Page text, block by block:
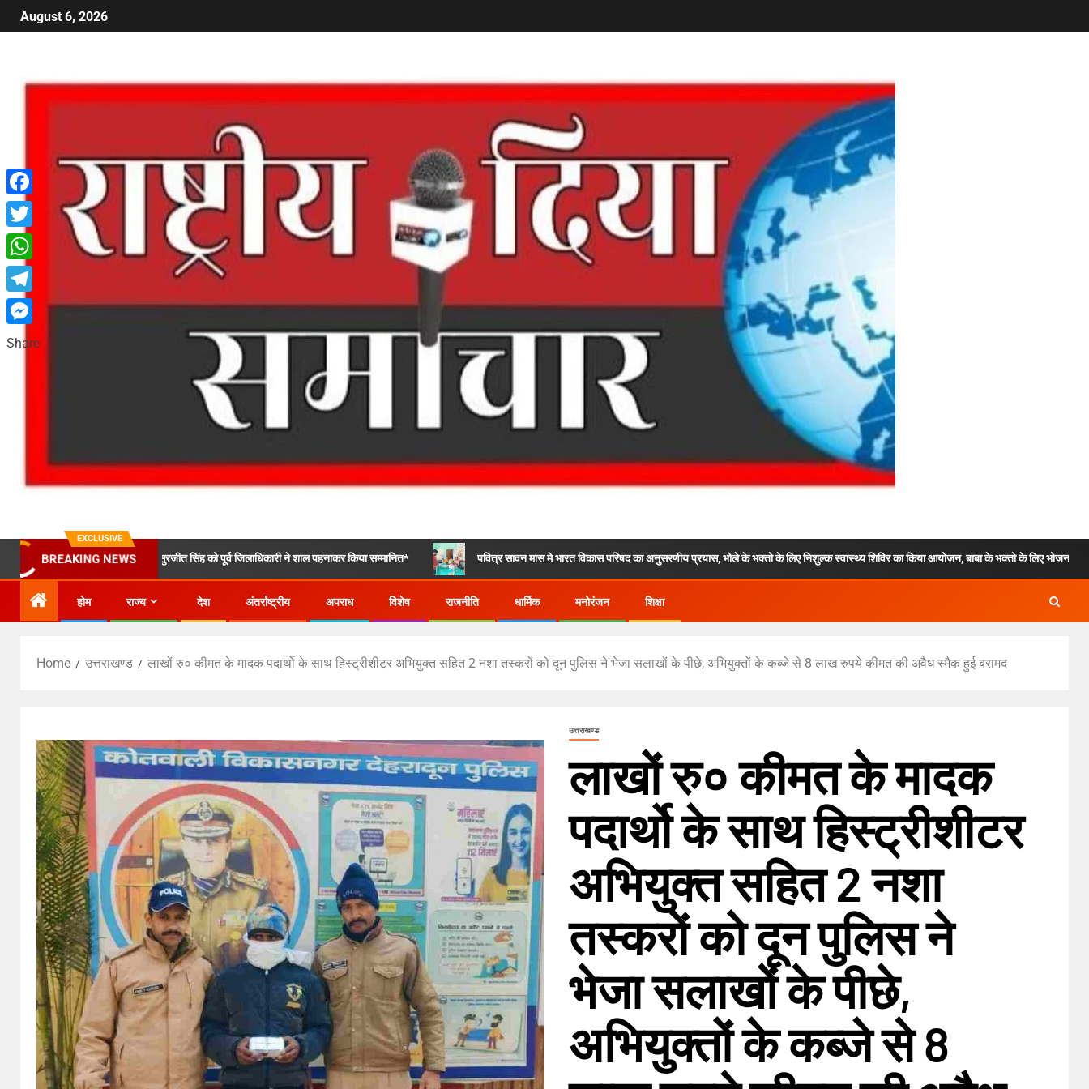
August 6, 2026
EXCLUSIVE
BREAKING NEWS
के मालिक सरदार सुरजीत सिंह को पूर्व जिलाधिकारी ने शाल पहनाकर किया सम्मानित* पवित्र सावन मास मे भारत विकास परिषद का अनुसरणीय प्रयास, भोले के भक्तो के लिए निशुल्क स्वास्थ्य शिविर का किया आयोजन, बाबा के भक्तो के लिए भोजन और विश्राम की भी
होम राज्य देश अंतर्राष्ट्रीय अपराध विशेष राजनीति धार्मिक मनोरंजन शिक्षा
Home उत्तराखण्ड लाखों रु० कीमत के मादक पदार्थो के साथ हिस्ट्रीशीटर अभियुक्त सहित 2 नशा तस्करों को दून पुलिस ने भेजा सलाखों के पीछे, अभियुक्तों के कब्जे से 8 लाख रुपये कीमत की अवैध स्मैक हुई बरामद
उत्तराखण्ड
लाखों रु० कीमत के मादक
पदार्थो के साथ हिस्ट्रीशीटर
अभियुक्त सहित 2 नशा
तस्करों को दून पुलिस ने
भेजा सलाखों के पीछे,
अभियुक्तों के कब्जे से 8
Facebook
Twitter
WhatsApp
Telegram
Messenger
Share